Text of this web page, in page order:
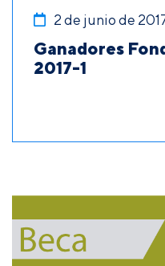
2 de junio de
Ganadores
2017-1